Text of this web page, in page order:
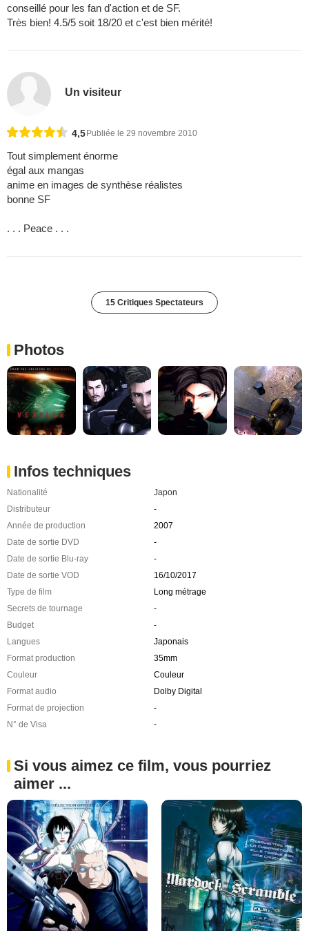
conseillé pour les fan d'action et de SF.
Très bien! 4.5/5 soit 18/20 et c'est bien mérité!
Un visiteur
4,5 Publiée le 29 novembre 2010
Tout simplement énorme
égal aux mangas
anime en images de synthèse réalistes
bonne SF
. . . Peace . . .
15 Critiques Spectateurs
Photos
Infos techniques
Nationalité
Japon
Distributeur
-
Année de production
2007
Date de sortie DVD
-
Date de sortie Blu-ray
-
Date de sortie VOD
16/10/2017
Type de film
Long métrage
Secrets de tournage
-
Budget
-
Langues
Japonais
Format production
35mm
Couleur
Couleur
Format audio
Dolby Digital
Format de projection
-
N° de Visa
-
Si vous aimez ce film, vous pourriez
aimer ...